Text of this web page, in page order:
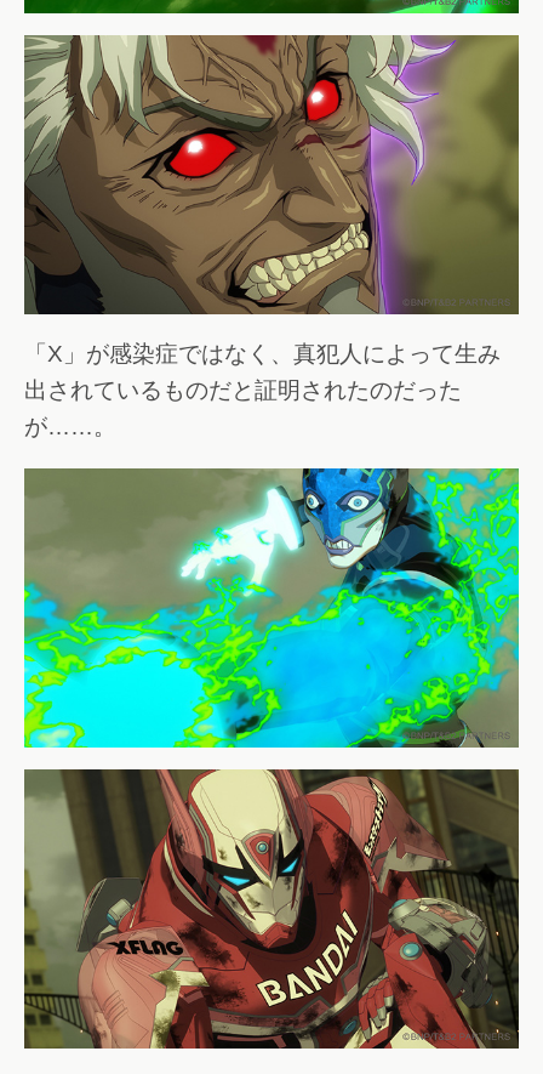
「X」が感染症ではなく、真犯人によって生み
出されているものだと証明されたのだった
が……。